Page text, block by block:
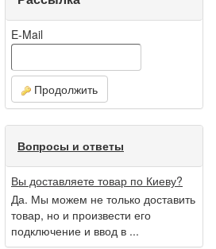
E-Mail
Продолжить
Вопросы и ответы
Вы доставляете товар по Киеву?
Да. Мы можем не только доставить
товар, но и произвести его
подключение и ввод в ...